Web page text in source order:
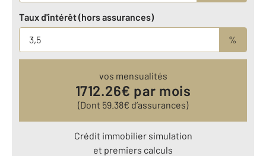
Taux d'intérêt (hors assurances)
%
vos mensualités
1712.26€ par mois
(Dont 59.38€ d’assurances)
Crédit immobilier simulation
et premiers calculs